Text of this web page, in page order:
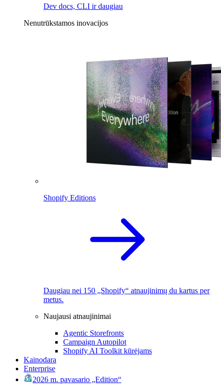
Dev docs, CLI ir daugiau
Nenutrūkstamos inovacijos
Shopify Editions
Daugiau nei 150 „Shopify“ atnaujinimų du kartus per
metus.
Naujausi atnaujinimai
Agentic Storefronts
Campaign Autopilot
Shopify AI Toolkit kūrėjams
Kainodara
Enterprise
2026 m. pavasario „Edition“